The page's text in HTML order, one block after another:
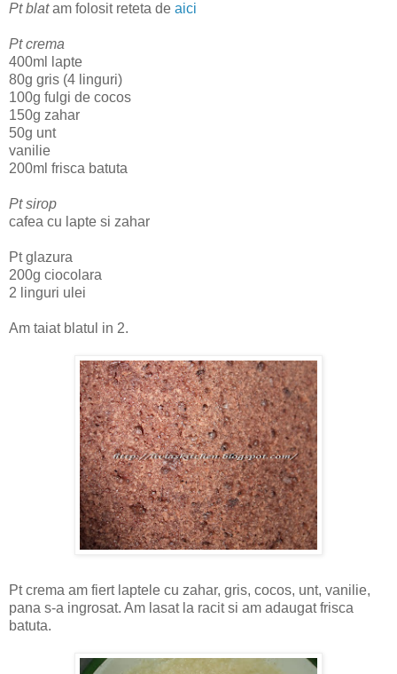
Pt blatam folosit reteta de aici
Pt crema
400ml lapte
80g gris (4 linguri)
100g fulgi de cocos
150g zahar
50g unt
vanilie
200ml frisca batuta
Pt sirop
cafea cu lapte si zahar
Pt glazura
200g ciocolara
2 linguri ulei
Am taiat blatul in 2.
Pt crema am fiert laptele cu zahar, gris, cocos, unt, vanilie,
pana s-a ingrosat. Am lasat la racit si am adaugat frisca
batuta.